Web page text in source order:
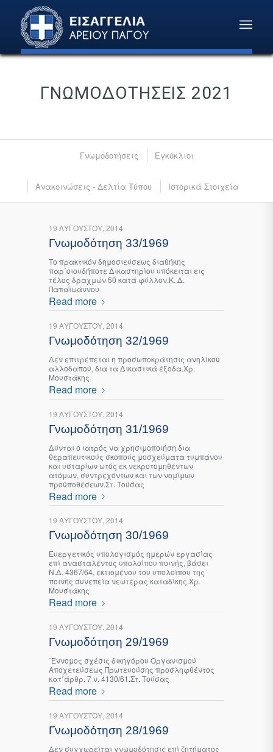
ΓΝΩΜΟΔΟΤΉΣΕΙΣ 2021
Γνωμοδοτήσεις Εγκύκλιοι
Ανακοινώσεις - Δελτία Τύπου Ιστορικά Στοιχεία
19 ΑΥΓΟΎΣΤΟΥ, 2014
Γνωμοδότηση 33/1969
Το πρακτικόν δημοσιεύσεως διαθήκης
παρ΄οιουδήποτε Δικαστηρίου υπόκειται εις
τέλος δραχμών 50 κατά φύλλον.Κ. Δ.
Παπαϊωάννου
Read more
19 ΑΥΓΟΎΣΤΟΥ, 2014
Γνωμοδότηση 32/1969
Δεν επιτρέπεται η προσωποκράτησις ανηλίκου
αλλοδαπού, δια τα Δικαστικά έξοδα.Χρ.
Μουστάκης
Read more
19 ΑΥΓΟΎΣΤΟΥ, 2014
Γνωμοδότηση 31/1969
Δύνται ο ιατρός να χρησιμοποιήση δια
θεραπευτικούς σκοπούς μοσχεύματα τυμπάνου
και υσταρίων ωτός εκ νεκροτομηθέντων
ατόμων, συντρεχόντων και των νομίμων
προϋποθέσεων.Στ. Τούσας
Read more
19 ΑΥΓΟΎΣΤΟΥ, 2014
Γνωμοδότηση 30/1969
Ευεργετικός υπολογισμός ημερών εργασίας
επί ανασταλέντος υπολοίπου ποινής, βάσει
Ν.Δ. 4367/64, εκτιομένου του υπολοίπου της
ποινής συνεπεία νεωτέρας καταδίκης.Χρ.
Μουστάκης
Read more
19 ΑΥΓΟΎΣΤΟΥ, 2014
Γνωμοδότηση 29/1969
΄Εννομος σχέσις δικηγόρου Οργανισμού
Αποχετεύσεως Πρωτευούσης προσληφθέντος
κατ΄άρθρ. 7 ν. 4130/61.Στ. Τούσας
Read more
19 ΑΥΓΟΎΣΤΟΥ, 2014
Γνωμοδότηση 28/1969
Δεν συγχωρείται γνωμοδότησις επί ζητήματος